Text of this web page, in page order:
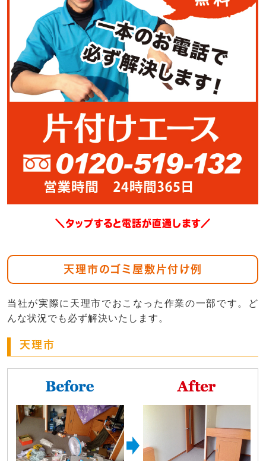
＼タップすると電話が直通します／
天理市のゴミ屋敷片付け例
当社が実際に天理市でおこなった作業の一部です。ど
んな状況でも必ず解決いたします。
天理市